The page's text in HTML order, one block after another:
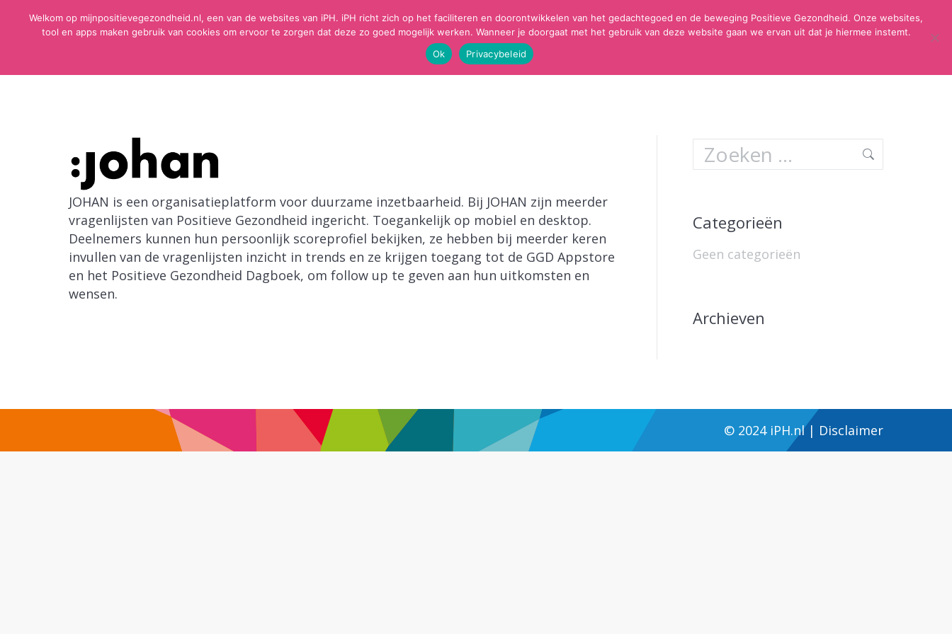
JOUW GEZONDHEID IMPLEMENTATIE POSITIEVE GEZONDHEID
JOHAN is een organisatieplatform voor duurzame inzetbaarheid. Bij JOHAN zijn meerder
vragenlijsten van Positieve Gezondheid ingericht. Toegankelijk op mobiel en desktop.
Deelnemers kunnen hun persoonlijk scoreprofiel bekijken, ze hebben bij meerder keren
invullen van de vragenlijsten inzicht in trends en ze krijgen toegang tot de GGD Appstore
en het Positieve Gezondheid Dagboek, om follow up te geven aan hun uitkomsten en
wensen.
Search:
Categorieën
Geen categorieën
Archieven
© 2024 iPH.nl| Disclaimer
Welkom op mijnpositievegezondheid.nl, een van de websites van iPH. iPH richt zich op het faciliteren en doorontwikkelen van het gedachtegoed en de beweging Positieve Gezondheid. Onze websites,
tool en apps maken gebruik van cookies om ervoor te zorgen dat deze zo goed mogelijk werken. Wanneer je doorgaat met het gebruik van deze website gaan we ervan uit dat je hiermee instemt.
Ok
Privacybeleid